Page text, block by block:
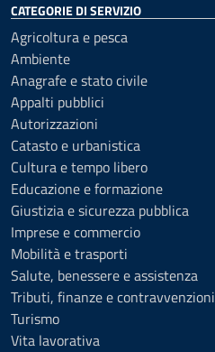
CATEGORIE DI SERVIZIO
Agricoltura e pesca
Ambiente
Anagrafe e stato civile
Appalti pubblici
Autorizzazioni
Catasto e urbanistica
Cultura e tempo libero
Educazione e formazione
Giustizia e sicurezza pubblica
Imprese e commercio
Mobilità e trasporti
Salute, benessere e assistenza
Tributi, finanze e contravvenzioni
Turismo
Vita lavorativa